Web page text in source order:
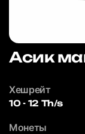
Асик
Хешрейт
10 - 12 Th/s
Монеты